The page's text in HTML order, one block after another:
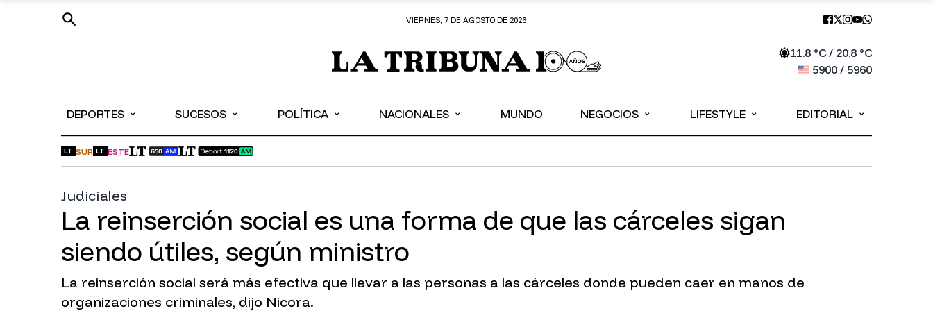
VIERNES, 7 DE AGOSTO DE 2026
11.8°C / 20.8°C
5900/ 5960
DEPORTES ⌄ SUCESOS ⌄ POLÍTICA ⌄ NACIONALES ⌄ MUNDO NEGOCIOS ⌄ LIFESTYLE ⌄ EDITORIAL ⌄
LT SUR LT ESTE
Judiciales
La reinserción social es una forma de que las cárceles sigan
siendo útiles, según ministro
La reinserción social será más efectiva que llevar a las personas a las cárceles donde pueden caer en manos de
organizaciones criminales, dijo Nicora.